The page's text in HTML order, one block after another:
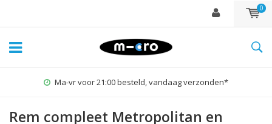
0
Ma-vr voor 21:00 besteld, vandaag verzonden*
Rem compleet Metropolitan en